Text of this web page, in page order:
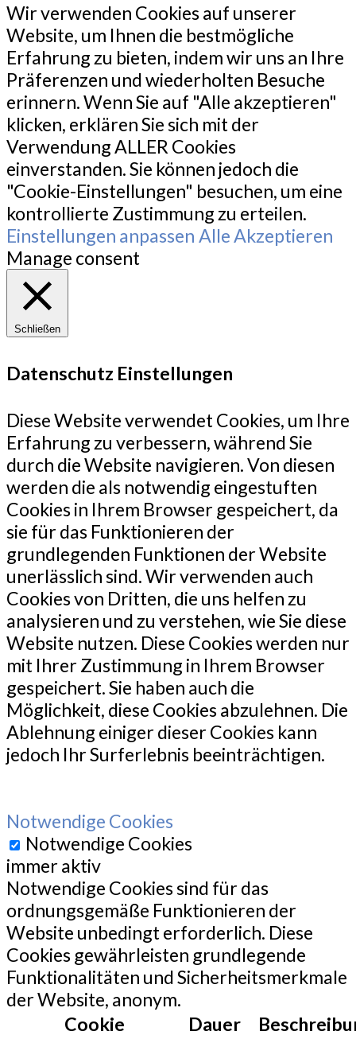
Wir verwenden Cookies auf unserer
Website, um Ihnen die bestmögliche
Erfahrung zu bieten, indem wir uns an Ihre
Präferenzen und wiederholten Besuche
erinnern. Wenn Sie auf "Alle akzeptieren"
klicken, erklären Sie sich mit der
Verwendung ALLER Cookies
einverstanden. Sie können jedoch die
"Cookie-Einstellungen" besuchen, um eine
kontrollierte Zustimmung zu erteilen.
Einstellungen anpassen Alle Akzeptieren
Manage consent
Schließen
Datenschutz Einstellungen
Diese Website verwendet Cookies, um Ihre
Erfahrung zu verbessern, während Sie
durch die Website navigieren. Von diesen
werden die als notwendig eingestuften
Cookies in Ihrem Browser gespeichert, da
sie für das Funktionieren der
grundlegenden Funktionen der Website
unerlässlich sind. Wir verwenden auch
Cookies von Dritten, die uns helfen zu
analysieren und zu verstehen, wie Sie diese
Website nutzen. Diese Cookies werden nur
mit Ihrer Zustimmung in Ihrem Browser
gespeichert. Sie haben auch die
Möglichkeit, diese Cookies abzulehnen. Die
Ablehnung einiger dieser Cookies kann
jedoch Ihr Surferlebnis beeinträchtigen.
Notwendige Cookies
Notwendige Cookies
immer aktiv
Notwendige Cookies sind für das
ordnungsgemäße Funktionieren der
Website unbedingt erforderlich. Diese
Cookies gewährleisten grundlegende
Funktionalitäten und Sicherheitsmerkmale
der Website, anonym.
Cookie
Dauer